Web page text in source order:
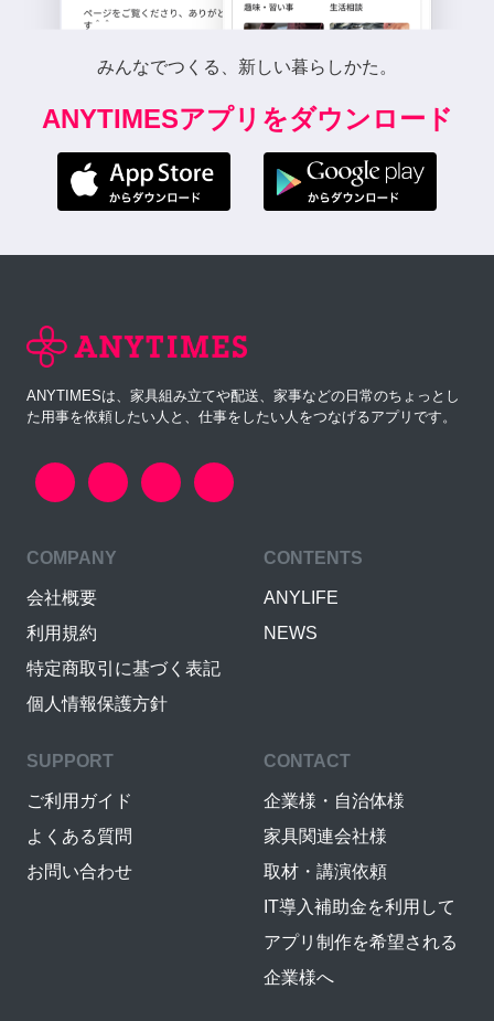
みんなでつくる、新しい暮らしかた。
ANYTIMESアプリをダウンロード
ANYTIMESは、家具組み立てや配送、家事などの日常のちょっとし
た用事を依頼したい人と、仕事をしたい人をつなげるアプリです。
COMPANY
会社概要
利用規約
特定商取引に基づく表記
個人情報保護方針
CONTENTS
ANYLIFE
NEWS
SUPPORT
ご利用ガイド
よくある質問
お問い合わせ
CONTACT
企業様・自治体様
家具関連会社様
取材・講演依頼
IT導入補助金を利用して
アプリ制作を希望される
企業様へ